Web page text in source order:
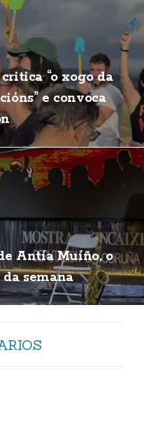
“o xogo da
e convoca
Antía Muíño, o
semana